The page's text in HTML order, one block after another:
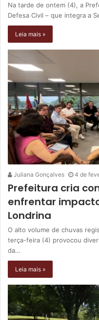
Na tarde de ontem (4), a
Defesa Civil – que integra a
Leia mais »
Juliana Gonçalves 4 de
Prefeitura cria
enfrentar
Londrina
O alto volume de chuvas
terça-feira (4) provocou
da…
Leia mais »